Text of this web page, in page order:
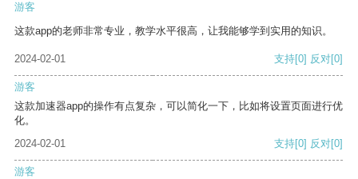
游客
这款app的老师非常专业，教学水平很高，让我能够学到实用的知识。
2024-02-01 支持[0] 反对[0]
游客
这款加速器app的操作有点复杂，可以简化一下，比如将设置页面进行优
化。
2024-02-01
支持[0] 反对[0]
游客